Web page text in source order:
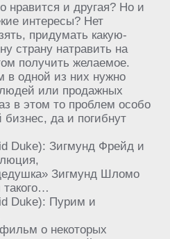
нравится и другая? Но и
интересы? Нет
придумать какую-
страну натравить на
получить желаемое.
в одной из них нужно
или продажных
в этом то проблем особо
бизнес, да и погибнут
Duke): Зигмунд Фрейд и
Зигмунд Шломо
Duke): Пурим и
о некоторых